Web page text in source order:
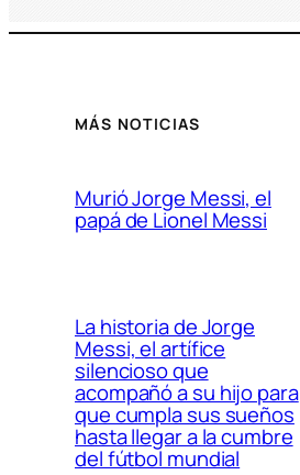
MÁS NOTICIAS
Murió Jorge Messi, el
papá de Lionel Messi
La historia de Jorge
Messi, el artífice
silencioso que
acompañó a su hijo para
que cumpla sus sueños
hasta llegar a la cumbre
del fútbol mundial